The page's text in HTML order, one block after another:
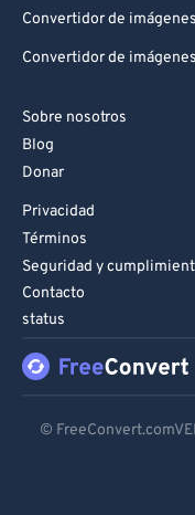
Convertidor de
Convertidor de
Sobre nosotros
Blog
Donar
Privacidad
Términos
Seguridad y
Contacto
status
©